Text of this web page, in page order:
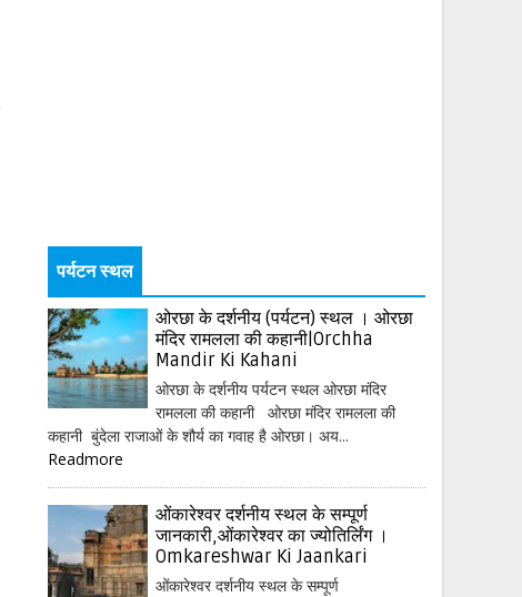
पर्यटन स्थल
ओरछा के दर्शनीय (पर्यटन) स्थल । ओरछा
मंदिर रामलला की कहानी|Orchha
Mandir Ki Kahani
ओरछा के दर्शनीय पर्यटन स्थल ओरछा मंदिर
रामलला की कहानी ओरछा मंदिर रामलला की
कहानी बुंदेला राजाओं के शौर्य का गवाह है ओरछा। अय...
Readmore
ओंकारेश्वर दर्शनीय स्थल के सम्पूर्ण
जानकारी,ओंकारेश्वर का ज्योतिर्लिंग ।
Omkareshwar Ki Jaankari
ओंकारेश्वर दर्शनीय स्थल के सम्पूर्ण